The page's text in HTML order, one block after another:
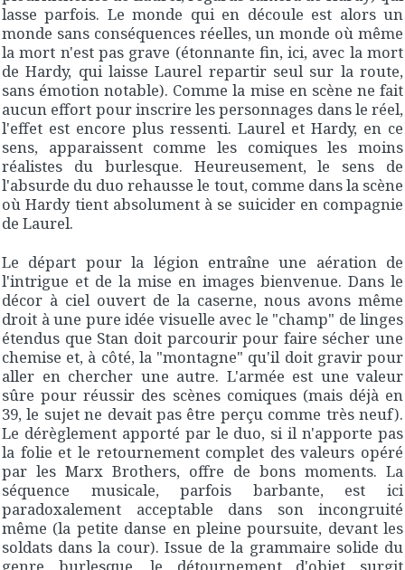
lasse parfois. Le monde qui en découle est alors un
monde sans conséquences réelles, un monde où même
la mort n'est pas grave (étonnante fin, ici, avec la mort
de Hardy, qui laisse Laurel repartir seul sur la route,
sans émotion notable). Comme la mise en scène ne fait
aucun effort pour inscrire les personnages dans le réel,
l'effet est encore plus ressenti. Laurel et Hardy, en ce
sens, apparaissent comme les comiques les moins
réalistes du burlesque. Heureusement, le sens de
l'absurde du duo rehausse le tout, comme dans la scène
où Hardy tient absolument à se suicider en compagnie
de Laurel.
Le départ pour la légion entraîne une aération de
l'intrigue et de la mise en images bienvenue. Dans le
décor à ciel ouvert de la caserne, nous avons même
droit à une pure idée visuelle avec le "champ" de linges
étendus que Stan doit parcourir pour faire sécher une
chemise et, à côté, la "montagne" qu'il doit gravir pour
aller en chercher une autre. L'armée est une valeur
sûre pour réussir des scènes comiques (mais déjà en
39, le sujet ne devait pas être perçu comme très neuf).
Le dérèglement apporté par le duo, si il n'apporte pas
la folie et le retournement complet des valeurs opéré
par les Marx Brothers, offre de bons moments. La
séquence musicale, parfois barbante, est ici
paradoxalement acceptable dans son incongruité
même (la petite danse en pleine poursuite, devant les
soldats dans la cour). Issue de la grammaire solide du
genre burlesque, le détournement d'objet surgit